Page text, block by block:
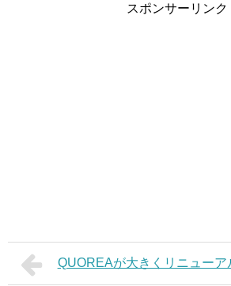
スポンサーリンク
QUOREAが大きくリニューア